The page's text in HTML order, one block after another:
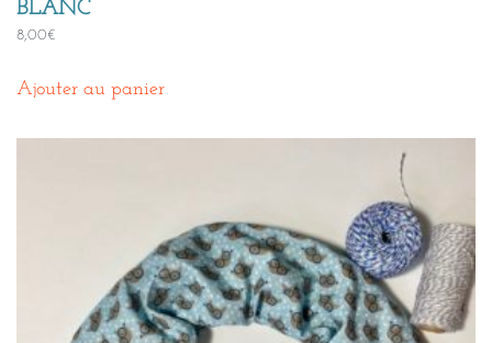
BLANC
8,00€
Ajouter au panier